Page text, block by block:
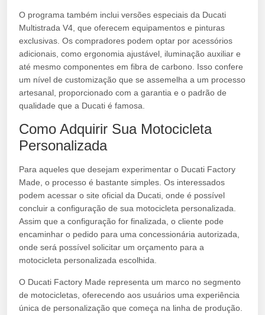
O programa também inclui versões especiais da Ducati
Multistrada V4, que oferecem equipamentos e pinturas
exclusivas. Os compradores podem optar por acessórios
adicionais, como ergonomia ajustável, iluminação auxiliar e
até mesmo componentes em fibra de carbono. Isso confere
um nível de customização que se assemelha a um processo
artesanal, proporcionado com a garantia e o padrão de
qualidade que a Ducati é famosa.
Como Adquirir Sua Motocicleta
Personalizada
Para aqueles que desejam experimentar o Ducati Factory
Made, o processo é bastante simples. Os interessados
podem acessar o site oficial da Ducati, onde é possível
concluir a configuração de sua motocicleta personalizada.
Assim que a configuração for finalizada, o cliente pode
encaminhar o pedido para uma concessionária autorizada,
onde será possível solicitar um orçamento para a
motocicleta personalizada escolhida.
O Ducati Factory Made representa um marco no segmento
de motocicletas, oferecendo aos usuários uma experiência
única de personalização que começa na linha de produção.